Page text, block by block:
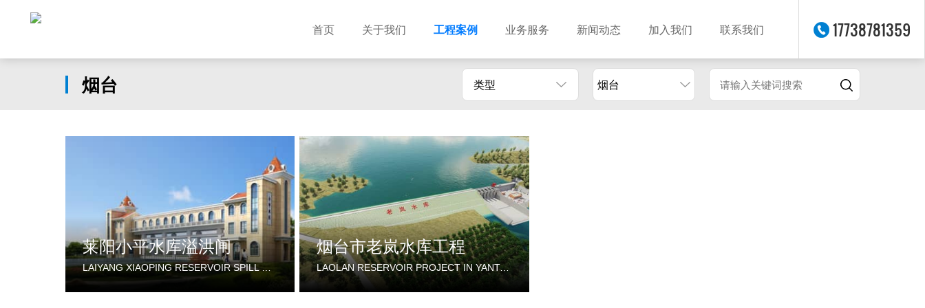
首页 关于我们 工程案例 业务服务 新闻动态 加入我们 联系我们 17738781359
烟台 类型 烟台
莱阳小平水库溢洪闸
LAIYANG XIAOPING RESERVOIR SPILL GATE
烟台市老岚水库工程
LAOLAN RESERVOIR PROJECT IN YANTAI CITY